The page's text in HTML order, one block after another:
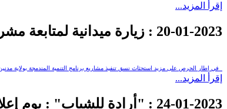
إقرأ المزيد...
20-01-2023 : زيارة ميدانية لمتابعة
في إطار الحرص على مزيد استحثاث نسق تنفيذ مشاريع برنامج التنمية المندمجة بولاية
إقرأ المزيد...
24-01-2023 : "أرادة للشباب" : يوم